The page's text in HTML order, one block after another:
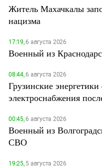
Житель Махачкалы
нацизма
17:19,6 августа 2026
Военный из
08:44,6 августа 2026
Грузинские
электроснабжения
00:45,6 августа 2026
Военный из
СВО
19:25,5 августа 2026